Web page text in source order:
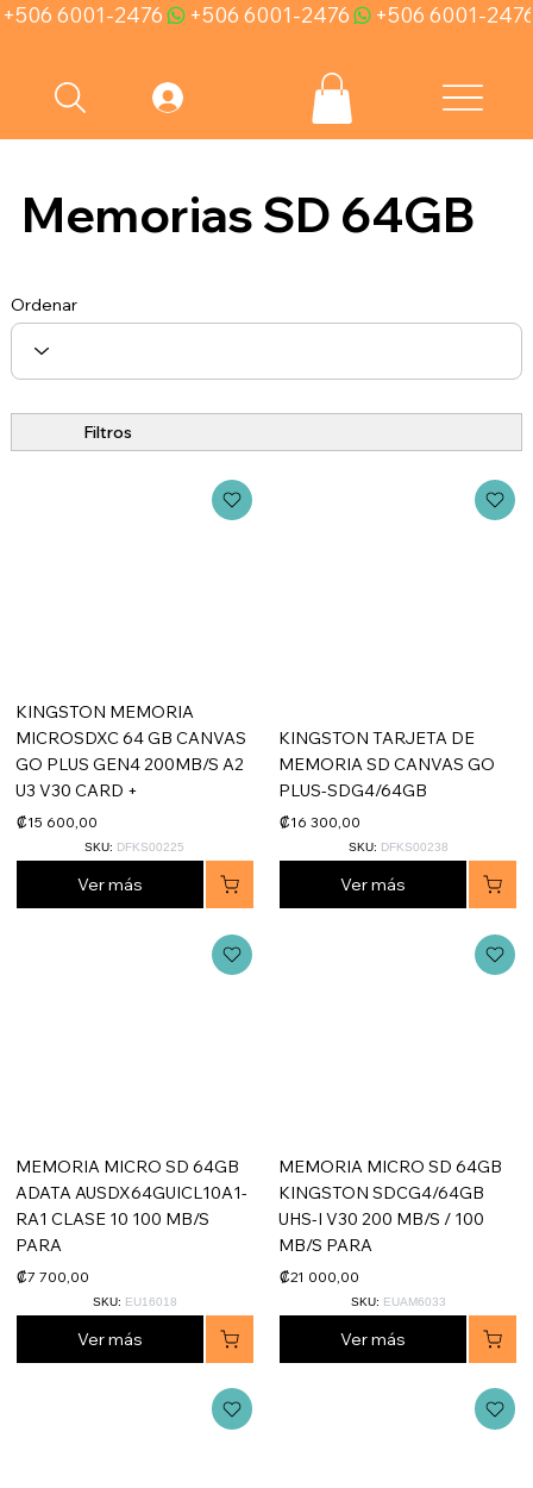
+506 6001-2476
KINGSTON MEMORIA
MICROSDXC 64 GB CANVAS
GO PLUS GEN4 200MB/S A2
U3 V30 CARD +
₡15 600,00
Ver más
SKU: DFKS00225
KINGSTON TARJETA DE
MEMORIA SD CANVAS GO
PLUS-SDG4/64GB
₡16 300,00
Ver más
SKU: DFKS00238
MEMORIA MICRO SD 64GB
ADATA AUSDX64GUICL10A1-
RA1 CLASE 10 100 MB/S
PARA
₡7 700,00
Ver más
SKU: EU16018
MEMORIA MICRO SD 64GB
KINGSTON SDCG4/64GB
UHS-I V30 200 MB/S / 100
MB/S PARA
₡21 000,00
Ver más
SKU: EUAM6033
Memorias SD 64GB
Filtros
Ordenar